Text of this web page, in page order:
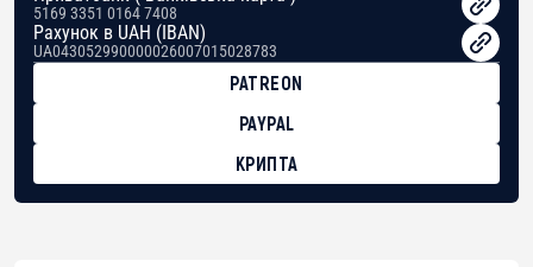
5169 3351 0164 7408
Рахунок в UAH (IBAN)
UA043052990000026007015028783
PATREON
PAYPAL
КРИПТА